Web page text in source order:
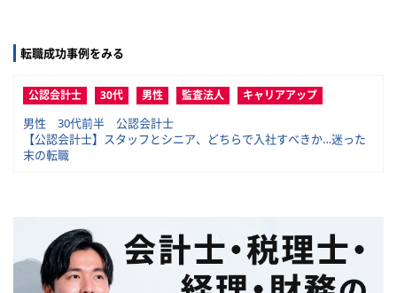
転職成功事例をみる
公認会計士 30代 男性 監査法人 キャリアアップ
男性 30代前半 公認会計士
【公認会計士】スタッフとシニア、どちらで入社すべきか…迷った
末の転職